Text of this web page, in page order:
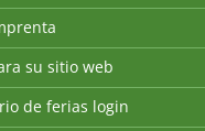
su sitio web
de ferias login